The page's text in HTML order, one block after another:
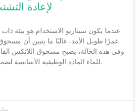
لإعادة
عندما يكون سيناريو الاستخدام هو بيئة
غمرًا طويل الأمد، غالبًا ما يتبين أن
وفي هذه الحالة، يصبح مسحوق اللاتكس
للماء المادة الوظيفية الأساسية لضمان متانة المشروع وسلامته.
27 يوليو